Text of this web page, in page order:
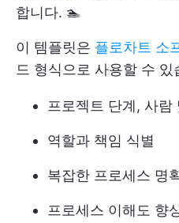
합니다. 🏊
이 템플릿은 플로차트 소
드 형식으로 사용할 수 있
프로젝트 단계, 사
역할과 책임 식별
복잡한 프로세스 명
프로세스 이해도 향